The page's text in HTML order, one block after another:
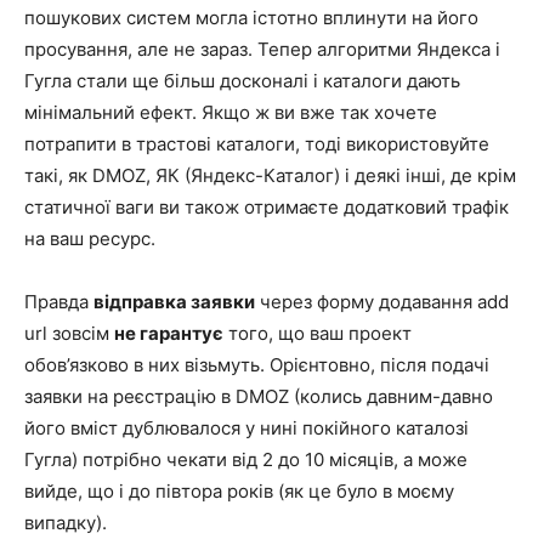
пошукових систем могла істотно вплинути на його
просування, але не зараз. Тепер алгоритми Яндекса і
Гугла стали ще більш досконалі і каталоги дають
мінімальний ефект. Якщо ж ви вже так хочете
потрапити в трастові каталоги, тоді використовуйте
такі, як DMOZ, ЯК (Яндекс-Каталог) і деякі інші, де крім
статичної ваги ви також отримаєте додатковий трафік
на ваш ресурс.
Правда відправка заявки через форму додавання add
url зовсім не гарантує того, що ваш проект
обов’язково в них візьмуть. Орієнтовно, після подачі
заявки на реєстрацію в DMOZ (колись давним-давно
його вміст дублювалося у нині покійного каталозі
Гугла) потрібно чекати від 2 до 10 місяців, а може
вийде, що і до півтора років (як це було в моєму
випадку).